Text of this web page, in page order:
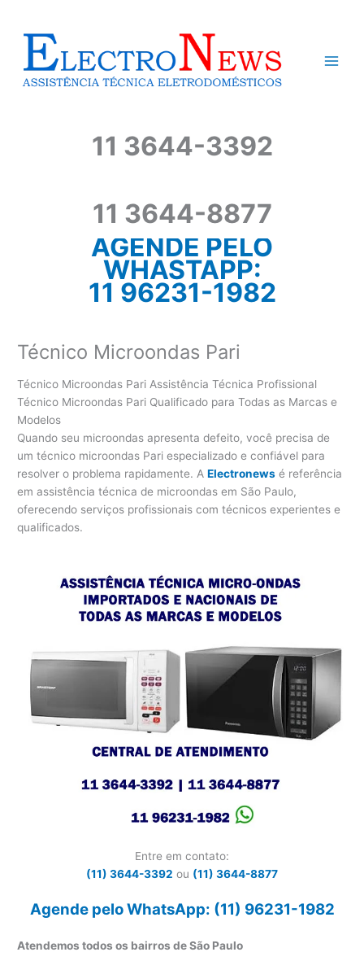
conteúdo
11 3644-3392
11 3644-8877
AGENDE PELO
WHASTAPP:
11 96231-1982
Técnico Microondas Pari
Técnico Microondas Pari Assistência Técnica Profissional
Técnico Microondas Pari Qualificado para Todas as Marcas e
Modelos
Quando seu microondas apresenta defeito, você precisa de
um técnico microondas Pari especializado e confiável para
resolver o problema rapidamente. AElectronews é referência
em assistência técnica de microondas em São Paulo,
oferecendo serviços profissionais com técnicos experientes e
qualificados.
Entre em contato:
(11) 3644-3392 ou (11) 3644-8877
Agende pelo WhatsApp: (11) 96231-1982
Atendemos todos os bairros de São Paulo